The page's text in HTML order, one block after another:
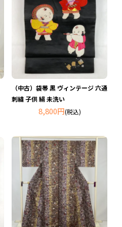
（中古）袋帯 黒 ヴィンテージ 六通
刺繍 子供 絹 未洗い
8,800円(税込)